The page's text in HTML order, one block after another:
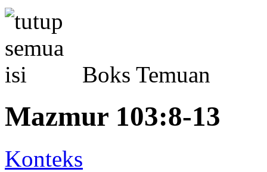
Boks Temuan
Mazmur 103:8-13
Konteks